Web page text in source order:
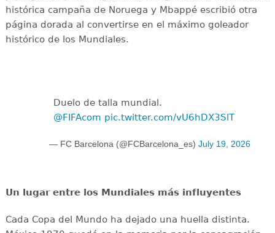
histórica campaña de Noruega y Mbappé escribió otra
página dorada al convertirse en el máximo goleador
histórico de los Mundiales.
Duelo de talla mundial.
@FIFAcom pic.twitter.com/vU6hDX3SlT
— FC Barcelona (@FCBarcelona_es) July 19, 2026
Un lugar entre los Mundiales más influyentes
Cada Copa del Mundo ha dejado una huella distinta.